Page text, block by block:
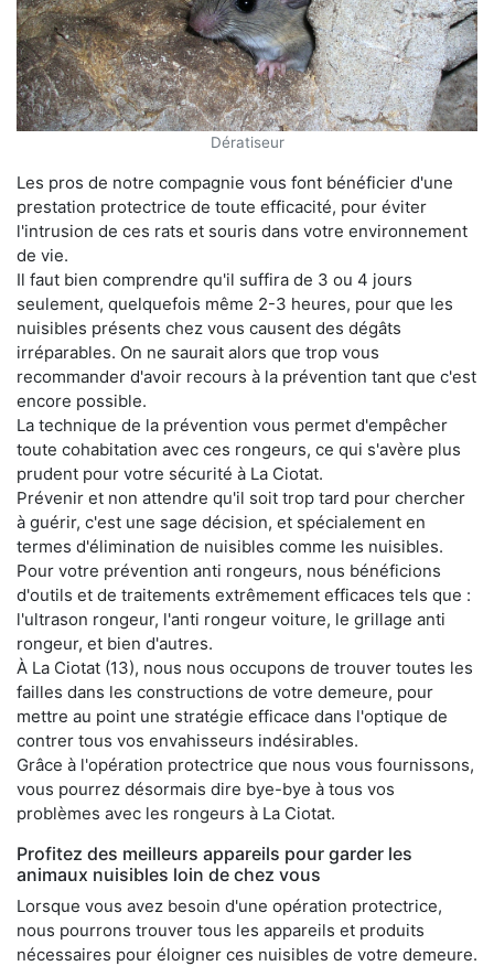
Dératiseur
Les pros de notre compagnie vous font bénéficier d'une
prestation protectrice de toute efficacité, pour éviter
l'intrusion de ces rats et souris dans votre environnement
de vie.
Il faut bien comprendre qu'il suffira de 3 ou 4 jours
seulement, quelquefois même 2-3 heures, pour que les
nuisibles présents chez vous causent des dégâts
irréparables. On ne saurait alors que trop vous
recommander d'avoir recours à la prévention tant que c'est
encore possible.
La technique de la prévention vous permet d'empêcher
toute cohabitation avec ces rongeurs, ce qui s'avère plus
prudent pour votre sécurité à La Ciotat.
Prévenir et non attendre qu'il soit trop tard pour chercher
à guérir, c'est une sage décision, et spécialement en
termes d'élimination de nuisibles comme les nuisibles.
Pour votre prévention anti rongeurs, nous bénéficions
d'outils et de traitements extrêmement efficaces tels que :
l'ultrason rongeur, l'anti rongeur voiture, le grillage anti
rongeur, et bien d'autres.
À La Ciotat (13), nous nous occupons de trouver toutes les
failles dans les constructions de votre demeure, pour
mettre au point une stratégie efficace dans l'optique de
contrer tous vos envahisseurs indésirables.
Grâce à l'opération protectrice que nous vous fournissons,
vous pourrez désormais dire bye-bye à tous vos
problèmes avec les rongeurs à La Ciotat.
Profitez des meilleurs appareils pour garder les
animaux nuisibles loin de chez vous
Lorsque vous avez besoin d'une opération protectrice,
nous pourrons trouver tous les appareils et produits
nécessaires pour éloigner ces nuisibles de votre demeure.